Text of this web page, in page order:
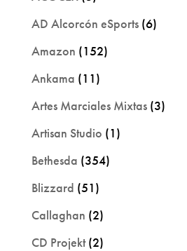
AD Alcorcón eSports(6)
Amazon (152)
Ankama (11)
Artes Marciales Mixtas(3)
Artisan Studio (1)
Bethesda (354)
Blizzard (51)
Callaghan (2)
CD Projekt(2)